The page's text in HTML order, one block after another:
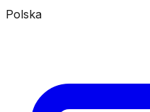
Polska